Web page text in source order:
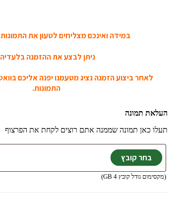
במידה ואינכם מצליחים לטעון את
ניתן לבצע את ההזמנה
לאחר ביצוע הזמנה נציג מטעמנו יפנה אליכם
התמונות.
העלאת תמונה
תעלו כאן תמונה שממנה אתם רוצים לקחת את הפרצוף
(מקסימום גודל קובץ 4 GB)